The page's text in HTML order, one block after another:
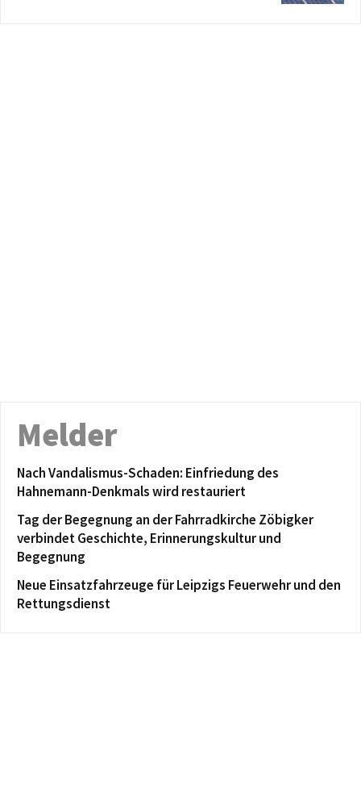
Melder
Nach Vandalismus-Schaden: Einfriedung des
Hahnemann-Denkmals wird restauriert
Tag der Begegnung an der Fahrradkirche Zöbigker
verbindet Geschichte, Erinnerungskultur und
Begegnung
Neue Einsatzfahrzeuge für Leipzigs Feuerwehr und den
Rettungsdienst